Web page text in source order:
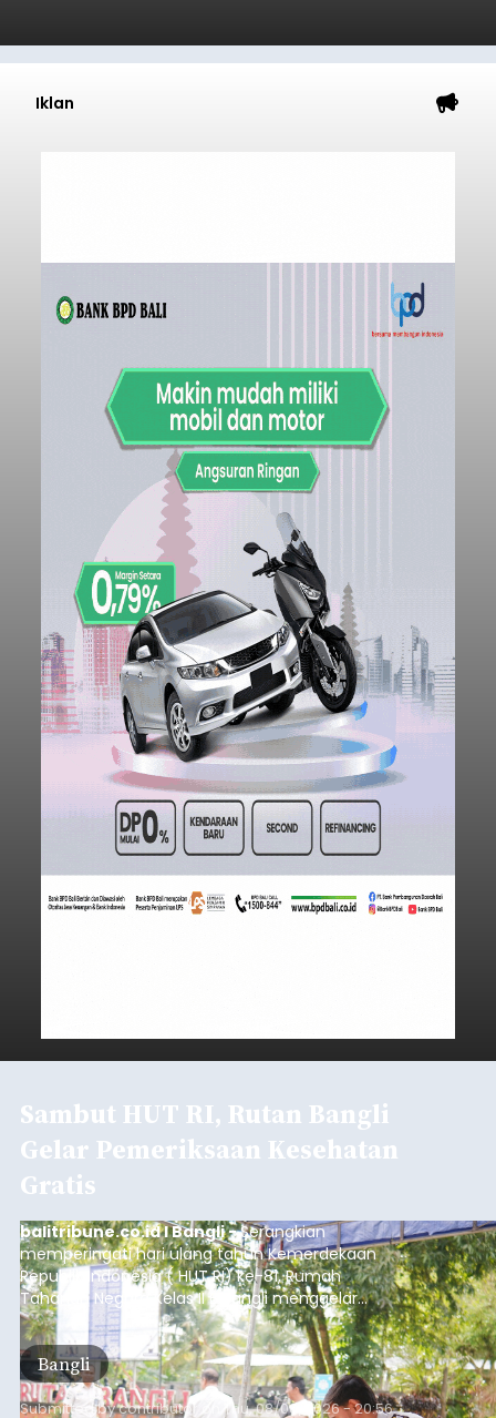
Iklan
Sambut HUT RI, Rutan Bangli
Gelar Pemeriksaan Kesehatan
Gratis
balitribune.co.id I Bangli -Serangkian
memperingati hari ulang tahun Kemerdekaan
Republik Indonesia ( HUT RI) ke-81, Rumah
Tahanan Negara Kelas II B Bangli menggelar
kegiatan pemeriksaan kesehatan gratis, Rabu
(6/8/2026).
Bangli
Submitted bycontributor Thu, 08/06/2026 - 20:56